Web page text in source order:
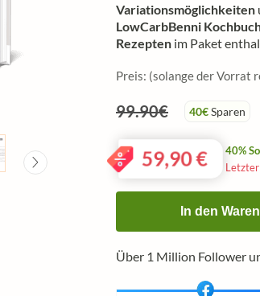
Variationsmöglichkeiten
LowCarbBenni
Rezepten im Paket
Preis: (solange der Vorrat
99.90€ 40€Sparen
59,90€
40%
Letzter
In den
Über 1 Million Follower